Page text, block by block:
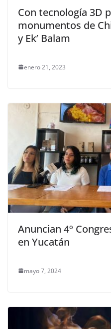
Con tecnología 3D
monumentos de
y Ek’ Balam
enero 21, 2023
Anuncian 4º
en Yucatán
mayo 7, 2024